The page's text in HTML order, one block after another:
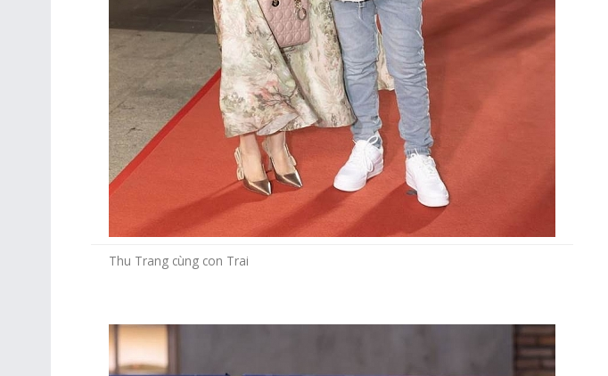
Thu Trang cùng con Trai